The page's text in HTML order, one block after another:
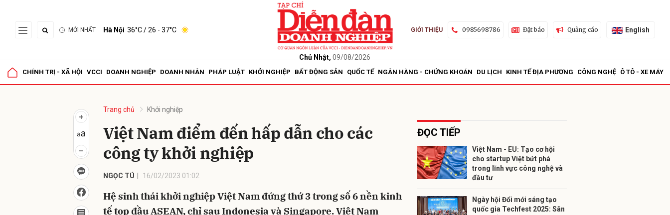
MỚI NHẤT Hà Nội 36°C/ 26 - 37°C
Chủ Nhật, 09/08/2026
GIỚI THIỆU 0985698786 Đặt báo Quảng cáo English
CHÍNH TRỊ - XÃ HỘI VCCI DOANH NGHIỆP DOANH NHÂN PHÁP LUẬT KHỞI NGHIỆP BẤT ĐỘNG SẢN QUỐC TẾ NGÂN HÀNG - CHỨNG KHOÁN DU LỊCH KINH TẾ ĐỊA PHƯƠNG CÔNG NGHỆ Ô TÔ - XE MÁY
Trang chủ Khởi nghiệp
Việt Nam điểm đến hấp dẫn cho các
công ty khởi nghiệp
NGỌC TÚ 16/02/2023 01:02
Hệ sinh thái khởi nghiệp Việt Nam đứng thứ 3 trong số 6 nền kinh
tế top đầu ASEAN, chỉ sau Indonesia và Singapore. Việt Nam
ĐỌC TIẾP
Việt Nam - EU: Tạo cơ hội
cho startup Việt bứt phá
trong lĩnh vực công nghệ và
đầu tư
Ngày hội Đổi mới sáng tạo
quốc gia Techfest 2025: Sân
Gửi